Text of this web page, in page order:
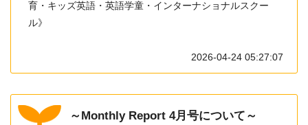
育・キッズ英語・英語学童・インターナショナルスクー
ル》
2026-04-24 05:27:07
～Monthly Report 4月号について～